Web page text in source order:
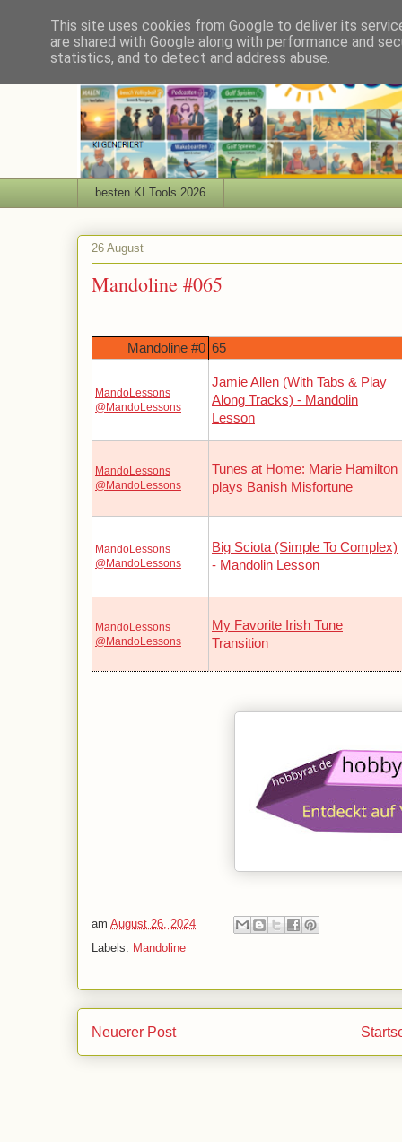
besten KI Tools 2026
26 August
Mandoline #065
Mandoline #0 65
MandoLessons
@MandoLessons
Jamie Allen (With Tabs & Play
Along Tracks) - Mandolin
Lesson
MandoLessons
@MandoLessons
Tunes at Home: Marie Hamilton
plays Banish Misfortune
MandoLessons
@MandoLessons
Big Sciota (Simple To Complex)
- Mandolin Lesson
MandoLessons
@MandoLessons
My Favorite Irish Tune
Transition
am August 26, 2024
Labels: Mandoline
Neuerer Post
This site uses cookies from Google to deliver its
are shared with Google along with performance and
statistics, and to detect and address abuse.